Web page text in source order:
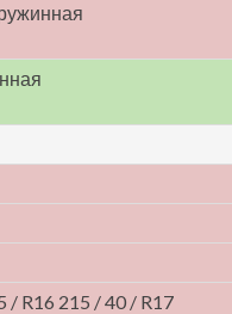
/ R16 215 / 40 / R17